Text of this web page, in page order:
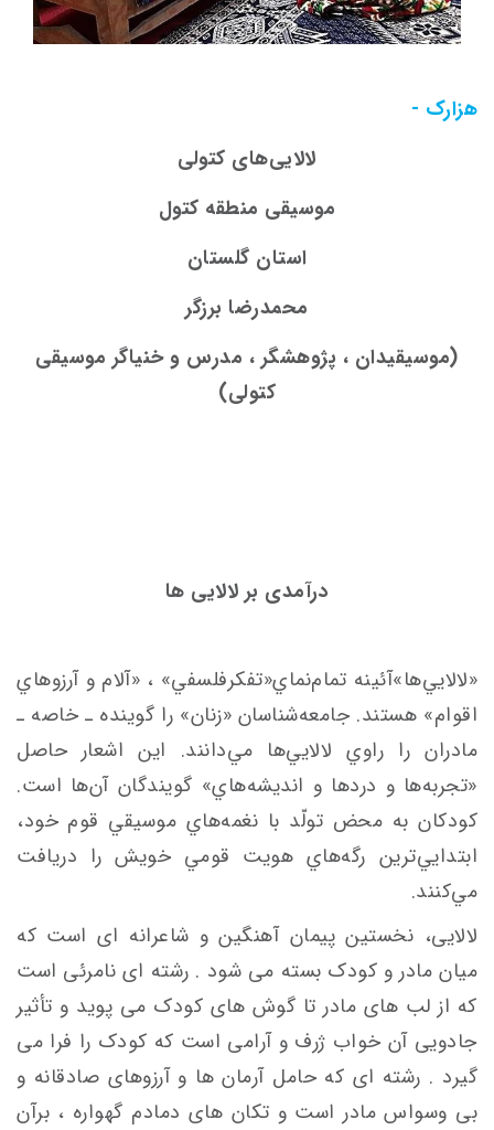
هزارک -
لالایی‌­های کتولی
موسیقی منطقه کتول
استان گلستان
محمدرضا برزگر
(موسیقیدان ، پژوهشگر ، مدرس و خنیاگر موسیقی
کتولی)
درآمدی بر لالایی ها
«لالايي‌ها»آئينه تمام‌نماي«تفكرفلسفي» ، «آلام‌ و آرزوهاي
اقوام» هستند. جامعه‌شناسان «زنان» را گوينده ـ خاصه ـ
مادران را راوي لالايي‌ها مي‌دانند. اين اشعار حاصل
«تجربه‌ها و دردها و انديشه‌هاي» گويندگان آن‌ها است.
كودكان به محض تولّد با نغمه‌هاي موسيقي قوم خود،
ابتدايي‌ترين رگه‌هاي هويت قومي خويش را دريافت
مي‌كنند.
لالایی، نخستین پیمان آهنگین و شاعرانه ای است که
میان مادر و کودک بسته می شود . رشته ای نامرئی است
که از لب های مادر تا گوش های کودک می پوید و تأثیر
جادویی آن خواب ژرف و آرامی است که کودک را فرا می
گیرد . رشته ای که حامل آرمان ها و آرزوهای صادقانه و
بی وسواس مادر است و تکان های دمادم گهواره ، برآن